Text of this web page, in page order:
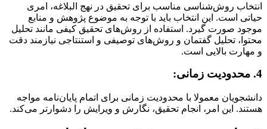
انتخاب روش‌شناسی مناسب برای تحقیق در نهج البلاغه، امری
حیاتی است. این انتخاب باید با توجه به موضوع پژوهش و منابع
موجود صورت گیرد. استفاده از روش‌های تحقیق کیفی مانند تحلیل
محتوا، تحلیل گفتمان و روش‌های توصیفی و استنتاجی نیازمند دقت
و مهارت بالایی است.
4. محدودیت زمانی:
دانشجویان معمولا با محدودیت زمانی برای اتمام پایان‌نامه مواجه
هستند. این امر، انجام تحقیق، نگارش و ویرایش را دشوارتر می‌کند.